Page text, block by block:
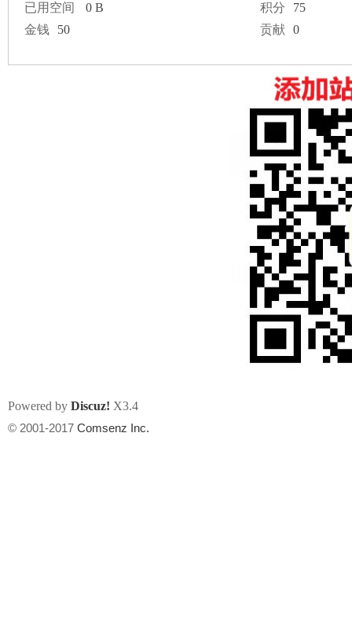
州
已用空间
0 B 积分
75
金钱
50 贡献 0
Powered by Discuz! X3.4
© 2001-2017 Comsenz Inc.